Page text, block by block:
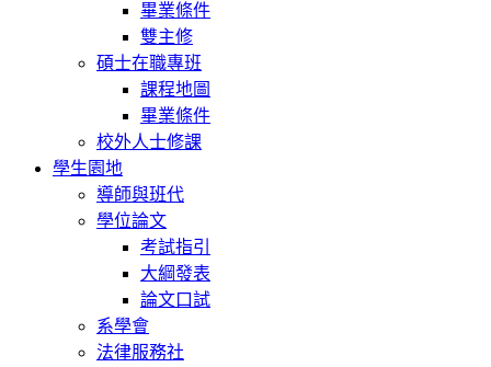
畢業條件
雙主修
碩士在職專班
課程地圖
畢業條件
校外人士修課
學生園地
導師與班代
學位論文
考試指引
大綱發表
論文口試
系學會
法律服務社